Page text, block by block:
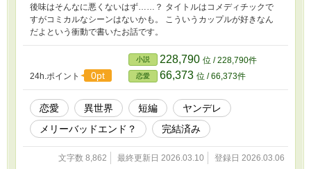
後味はそんなに悪くないはず……？ タイトルはコメディチックで
すがコミカルなシーンはないかも。 こういうカップルが好きなん
だよという衝動で書いたお話です。
24h.ポイント 0pt
小説 228,790 位 / 228,790件
恋愛 66,373 位 / 66,373件
恋愛 異世界 短編
ヤンデレ
メリーバッドエンド？
完結済み
文字数 8,862 最終更新日 2026.03.10 登録日 2026.03.06